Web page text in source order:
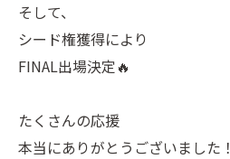
そして、
シード権獲得により
FINAL出場決定🔥
たくさんの応援
本当にありがとうございました！